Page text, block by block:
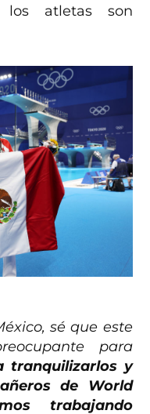
atletas son
sé que este
para
tranquilizarlos y
de World
trabajando